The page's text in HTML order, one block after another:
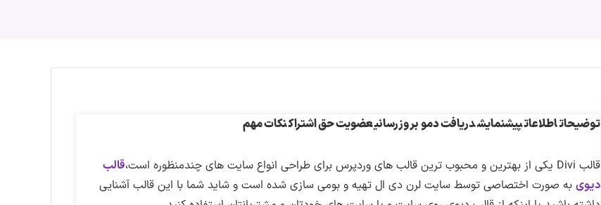
توضیحاتاطلاعاتپیشنمایشدریافت دموبروزرسانیعضویت حق اشتراکنکات مهم
قالب Divi یکی از بهترین و محبوب ترین قالب های وردپرس برای طراحی انواع سایت های چندمنظوره است،
قالب
دیویبه صورت اختصاصی توسط سایت لرن دی ال تهیه و بومی سازی شده است و شاید شما با این قالب آشنایی